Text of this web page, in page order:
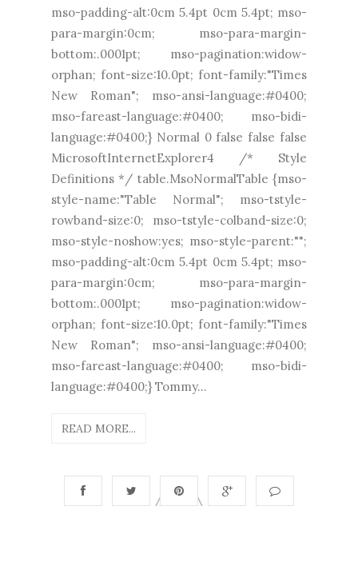
mso-padding-alt:0cm 5.4pt 0cm 5.4pt; mso-
para-margin:0cm; mso-para-margin-
bottom:.0001pt; mso-pagination:widow-
orphan; font-size:10.0pt; font-family:"Times
New Roman"; mso-ansi-language:#0400;
mso-fareast-language:#0400; mso-bidi-
language:#0400;} Normal 0 false false false
MicrosoftInternetExplorer4 /* Style
Definitions */ table.MsoNormalTable {mso-
style-name:"Table Normal"; mso-tstyle-
rowband-size:0; mso-tstyle-colband-size:0;
mso-style-noshow:yes; mso-style-parent:"";
mso-padding-alt:0cm 5.4pt 0cm 5.4pt; mso-
para-margin:0cm; mso-para-margin-
bottom:.0001pt; mso-pagination:widow-
orphan; font-size:10.0pt; font-family:"Times
New Roman"; mso-ansi-language:#0400;
mso-fareast-language:#0400; mso-bidi-
language:#0400;} Tommy...
READ MORE...